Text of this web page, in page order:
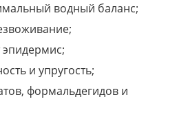
водный баланс;
и упругость;
формальдегидов и